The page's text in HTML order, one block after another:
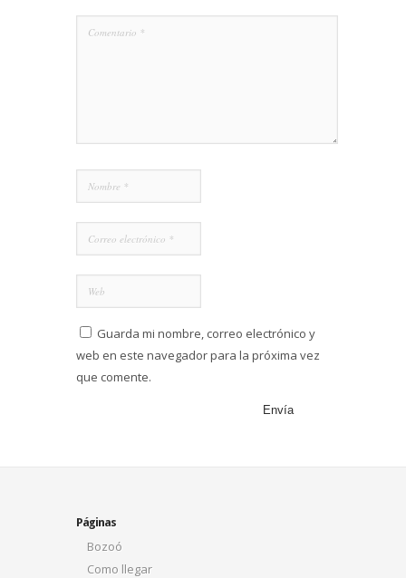
Guarda mi nombre, correo electrónico y
web en este navegador para la próxima vez
que comente.
Páginas
Bozoó
Como llegar